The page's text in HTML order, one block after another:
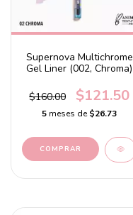
Supernova Multichrome
Gel Liner (002, Chroma)
$160.00 $121.50
5 meses de$26.73